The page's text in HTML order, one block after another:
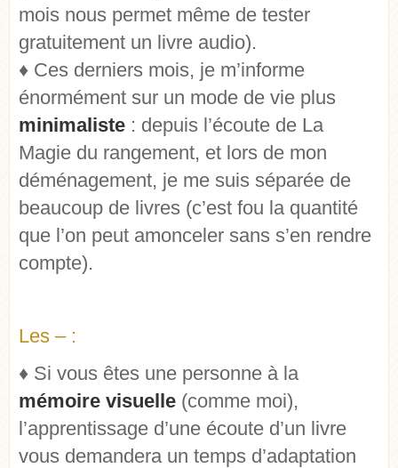
mois nous permet même de tester
gratuitement un livre audio).
♦ Ces derniers mois, je m’informe
énormément sur un mode de vie plus
minimaliste : depuis l’écoute de La
Magie du rangement, et lors de mon
déménagement, je me suis séparée de
beaucoup de livres (c’est fou la quantité
que l’on peut amonceler sans s’en rendre
compte).
Les – :
♦ Si vous êtes une personne à la
mémoire visuelle (comme moi),
l’apprentissage d’une écoute d’un livre
vous demandera un temps d’adaptation